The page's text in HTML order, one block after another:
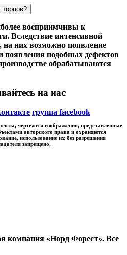
торцов?
восприимчивы к
Вследствие интенсивной
на них возможно появление
подобных дефектов
обрабатываются
на нас
группа facebook
чертежи и изображения, представленные
авторского права и охраняются
использование их без разрешения
запрещено.
компания «Норд Форест». Все